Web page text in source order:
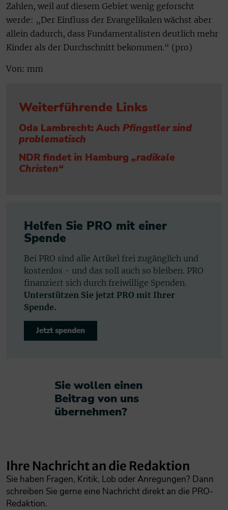
Zahlen, weil auf diesem Gebiet wenig geforscht
werde: „Der Einfluss der Evangelikalen wächst aber
allein dadurch, dass Fundamentalisten deutlich mehr
Kinder als der Durchschnitt bekommen.“ (pro)
Von: mm
Weiterführende Links
Oda Lambrecht: Auch Pfingstler sind
problematisch
NDR findet in Hamburg „radikale
Christen“
Helfen Sie PRO mit einer
Spende
Bei PRO sind alle Artikel frei zugänglich und
kostenlos - und das soll auch so bleiben. PRO
finanziert sich durch freiwillige Spenden.
Unterstützen Sie jetzt PRO mit Ihrer
Spende.
Jetzt spenden
Sie wollen einen
Beitrag von uns
übernehmen?​
Ihre Nachricht an die Redaktion
Sie haben Fragen, Kritik, Lob oder Anregungen? Dann
schreiben Sie gerne eine Nachricht direkt an die PRO-
Redaktion.